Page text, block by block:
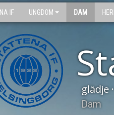
IF UNGDOM DAM
glädje
Dam